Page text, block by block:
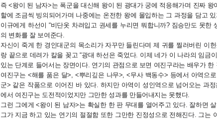
즉 <왕이 된 남자>는 폭군을 대신해 왕이 된 광대가 궁에 적응해가며 진짜
할에 조금씩 빙의되어가며 나중에는 온전한 왕에 몰입하는 그 과정을 담고
이규에게 하선이 “비단옷 차려입고 권세를 누리면 뭐합니까? 짐승만도 못
의 변화를 잘 보여준다.
자신이 죽게 한 경인대군의 목소리가 자꾸만 들린다며 제 귀를 찔러버린 이
랑 끝으로 데려가 칼을 꽂고 “광대 하선은 죽었다. 이제 네가 이 나라의 임
있는 단계로 들어서는 장면이다. 연기의 관점으로 보면 여진구라는 배우가
여진구는 <해를 품은 달>, <뿌리깊은 나무>, <무사 백동수> 등에서 아역으
군> 같은 작품으로 이어진 바 있다. 하지만 아역이 성인역으로 넘어오는 과
에서 여진구는 도전적이었지만 그만한 성과를 만들어내지는 못했다.
그런 그에게 <왕이 된 남자>는 확실한 한 판 무대를 열어주고 있다. 잘하면
그가 지금 하고 있는 연기의 절절함 또한 그만한 진정성으로 전해진다. 그